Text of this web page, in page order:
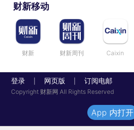
财新移动
财新 财新周刊 Caixin
登录 网页版 订阅电邮
Copyright 财新网 All Rights Reserved
App 内打开